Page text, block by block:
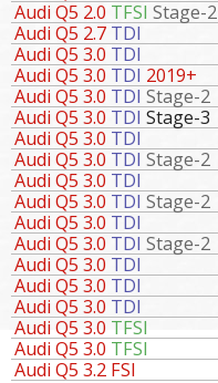
Audi Q5 2.0 TFSI Stage-2
Audi Q5 2.7 TDI
Audi Q5 3.0 TDI
Audi Q5 3.0 TDI 2019+
Audi Q5 3.0 TDI Stage-2
Audi Q5 3.0 TDI Stage-3
Audi Q5 3.0 TDI
Audi Q5 3.0 TDI Stage-2
Audi Q5 3.0 TDI
Audi Q5 3.0 TDI Stage-2
Audi Q5 3.0 TDI
Audi Q5 3.0 TDI Stage-2
Audi Q5 3.0 TDI
Audi Q5 3.0 TDI
Audi Q5 3.0 TDI
Audi Q5 3.0 TFSI
Audi Q5 3.0 TFSI
Audi Q5 3.2 FSI